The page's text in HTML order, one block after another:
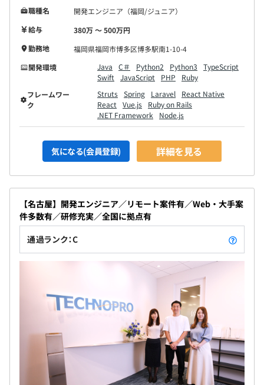
2ヶ月
※試用期間中の労働条件は本採用と同じです。
職種名
開発エンジニア（福岡/ジュニア）
給与
380万 〜 500万円
勤務地
福岡県福岡市博多区博多駅南1-10-4
開発環境
Java C＃ Python2 Python3
TypeScript
Swift
JavaScript PHP
Ruby
フレームワー
ク
Struts Spring Laravel
React Native
React
Vue.js
Ruby on Rails
.NET Framework
Node.js
気になる(会員登録) 詳細を見る
【名古屋】開発エンジニア／リモート案件有／Web・大手案
件多数有／研修充実／全国に拠点有
通過ランク：C